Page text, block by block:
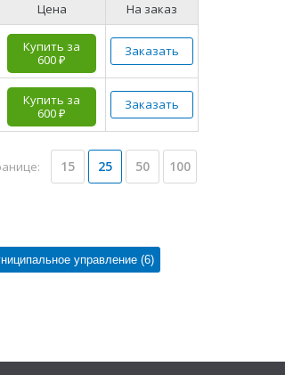
Цена На заказ
Купить за
600 ₽
Заказать
Купить за
600 ₽
Заказать
15 25 50 100
управление (6)